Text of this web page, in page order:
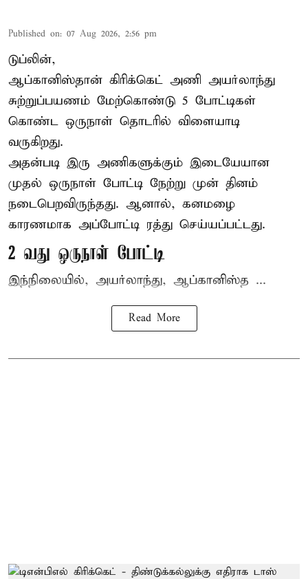
Published on: 07 Aug 2026, 2:56 pm
டுப்லின்,
ஆப்கானிஸ்தான் கிரிக்கெட் அணி அயர்லாந்து
சுற்றுப்பயணம் மேற்கொண்டு 5 போட்டிகள்
கொண்ட ஒருநாள் தொடரில் விளையாடி
வருகிறது.
அதன்படி இரு அணிகளுக்கும் இடையேயான
முதல் ஒருநாள் போட்டி நேற்று முன் தினம்
நடைபெறவிருந்தது. ஆனால், கனமழை
காரணமாக அப்போட்டி ரத்து செய்யப்பட்டது.
2 வது ஒருநாள் போட்டி
இந்நிலையில், அயர்லாந்து, ஆப்கானிஸ்த ...
Read More